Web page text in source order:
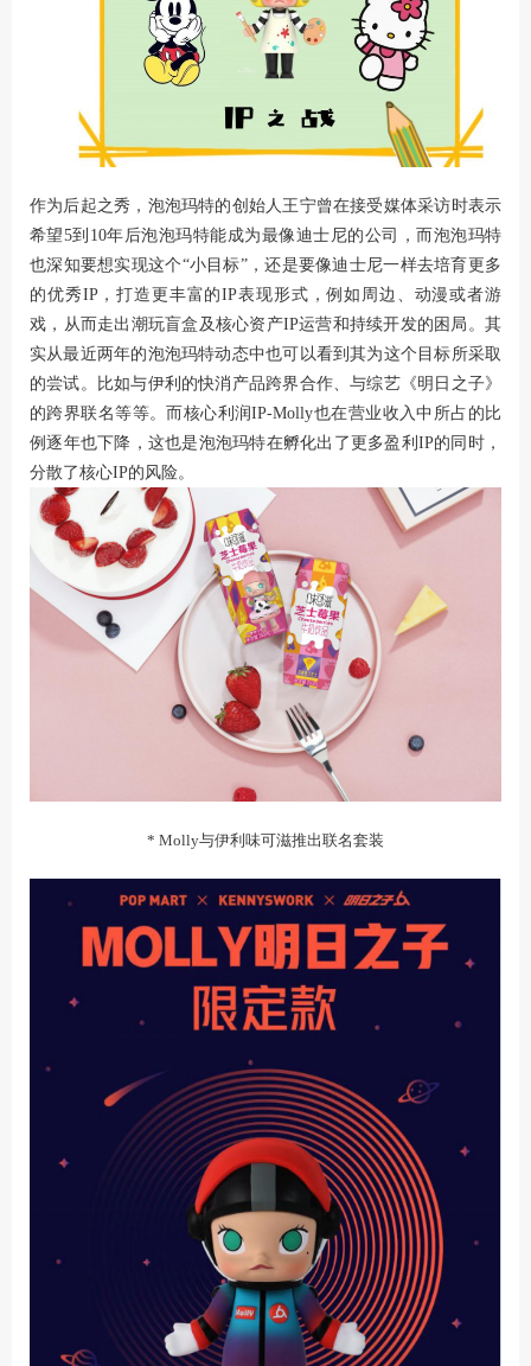
作为后起之秀，泡泡玛特的创始人王宁曾在接受媒体采访时表示
希望5到10年后泡泡玛特能成为最像迪士尼的公司，而泡泡玛特
也深知要想实现这个“小目标”，还是要像迪士尼一样去培育更多
的优秀IP，打造更丰富的IP表现形式，例如周边、动漫或者游
戏，从而走出潮玩盲盒及核心资产IP运营和持续开发的困局。其
实从最近两年的泡泡玛特动态中也可以看到其为这个目标所采取
的尝试。比如与伊利的快消产品跨界合作、与综艺《明日之子》
的跨界联名等等。而核心利润IP-Molly也在营业收入中所占的比
例逐年也下降，这也是泡泡玛特在孵化出了更多盈利IP的同时，
分散了核心IP的风险。
* Molly与伊利味可滋推出联名套装